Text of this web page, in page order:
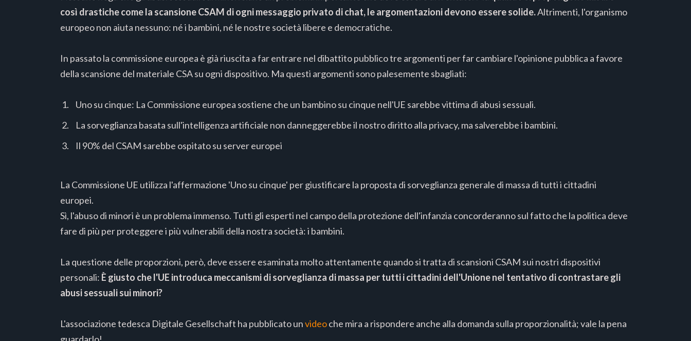
così drastiche come la scansione CSAM di ogni messaggio privato di chat, le argomentazioni devono essere solide.Altrimenti, l'organismo
europeo non aiuta nessuno: né i bambini, né le nostre società libere e democratiche.
In passato la commissione europea è già riuscita a far entrare nel dibattito pubblico tre argomenti per far cambiare l'opinione pubblica a favore
della scansione del materiale CSA su ogni dispositivo. Ma questi argomenti sono palesemente sbagliati:
Uno su cinque: La Commissione europea sostiene che un bambino su cinque nell'UE sarebbe vittima di abusi sessuali.
La sorveglianza basata sull'intelligenza artificiale non danneggerebbe il nostro diritto alla privacy, ma salverebbe i bambini.
Il 90% del CSAM sarebbe ospitato su server europei
La Commissione UE utilizza l'affermazione 'Uno su cinque' per giustificare la proposta di sorveglianza generale di massa di tutti i cittadini
europei.
Sì, l'abuso di minori è un problema immenso. Tutti gli esperti nel campo della protezione dell'infanzia concorderanno sul fatto che la politica deve
fare di più per proteggere i più vulnerabili della nostra società: i bambini.
La questione delle proporzioni, però, deve essere esaminata molto attentamente quando si tratta di scansioni CSAM sui nostri dispositivi
personali: È giusto che l'UE introduca meccanismi di sorveglianza di massa per tutti i cittadini dell'Unione nel tentativo dicontrastare gli
abusi sessuali sui minori?
L'associazione tedesca Digitale Gesellschaft ha pubblicato unvideoche mira a rispondere anche alla domanda sulla proporzionalità; vale la pena
guardarlo!